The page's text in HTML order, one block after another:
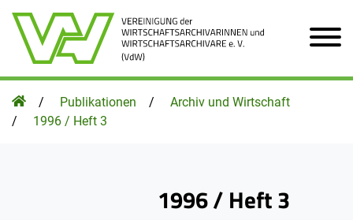
Zum Hauptinhalt der Seite
HomepagePublikationen
Archiv und Wirtschaft
1996 / Heft 3
1996 / Heft 3